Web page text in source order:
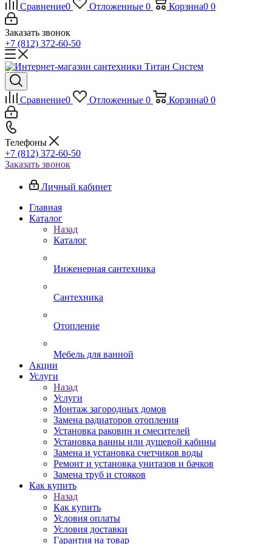
Сравнение0 Отложенные 0 Корзина0 0
Заказать звонок
+7 (812) 372-60-50
Сравнение0 Отложенные 0 Корзина0 0
Телефоны
+7 (812) 372-60-50
Заказать звонок
Личный кабинет
Главная
Каталог
Назад
Каталог
Инженерная сантехника
Сантехника
Отопление
Мебель для ванной
Акции
Услуги
Назад
Услуги
Монтаж загородных домов
Замена радиаторов отопления
Установка раковин и смесителей
Установка ванны или душевой кабины
Замена и установка счетчиков воды
Ремонт и установка унитазов и бачков
Замена труб и стояков
Как купить
Назад
Как купить
Условия оплаты
Условия доставки
Гарантия на товар